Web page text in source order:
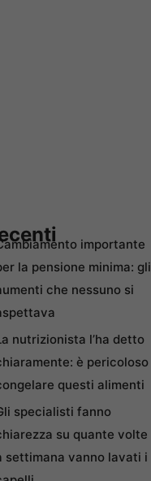
importante
la pensione minima: gli
che nessuno si
nutrizionista l’ha detto
è pericoloso
questi alimenti
specialisti fanno
su quante volte
settimana vanno lavati i